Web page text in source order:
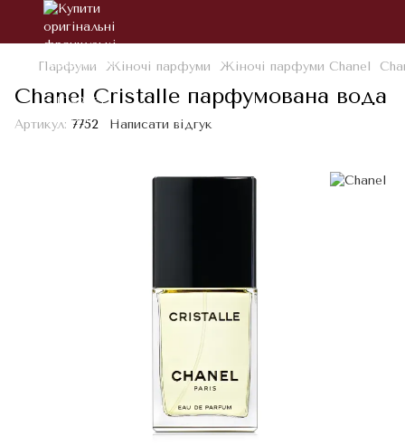
Парфуми Жіночі парфуми Жіночі парфуми Chanel
Chanel Cristalle парфумована вода
Артикул: 7752 Написати відгук